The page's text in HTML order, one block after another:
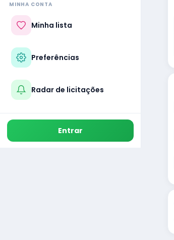
MINHA CONTA
Minha lista
Preferências
Radar de licitações
Entrar